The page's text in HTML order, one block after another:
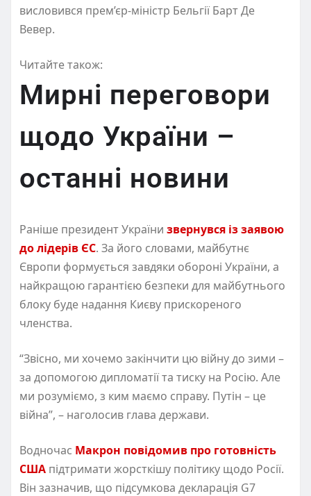
висловився прем’єр-міністр Бельгії Барт Де
Вевер.
Читайте також:
Мирні переговори
щодо України –
останні новини
Раніше президент України звернувся із заявою
до лідерів ЄС. За його словами, майбутнє
Європи формується завдяки обороні України, а
найкращою гарантією безпеки для майбутнього
блоку буде надання Києву прискореного
членства.
“Звісно, ми хочемо закінчити цю війну до зими –
за допомогою дипломатії та тиску на Росію. Але
ми розуміємо, з ким маємо справу. Путін – це
війна”, – наголосив глава держави.
Водночас Макрон повідомив про готовність
США підтримати жорсткішу політику щодо Росії.
Він зазначив, що підсумкова декларація G7